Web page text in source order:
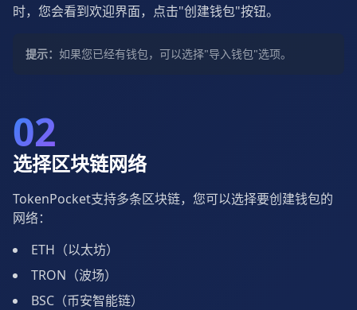
时，您会看到欢迎界面，点击"创建钱包"按钮。
提示： 如果您已经有钱包，可以选择"导入钱包"选项。
02
选择区块链网络
TokenPocket支持多条区块链，您可以选择要创建钱包的
网络：
ETH（以太坊）
TRON（波场）
BSC（币安智能链）